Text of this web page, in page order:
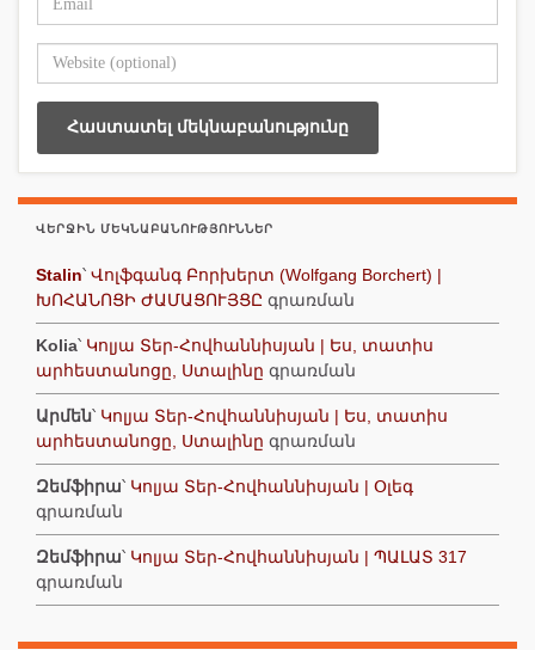
ՎԵՐՋԻՆ ՄԵԿՆԱԲԱՆՈՒԹՅՈՒՆՆԵՐ
Stalin՝ Վոլֆգանգ Բորխերտ (Wolfgang Borchert) |
ԽՈՀԱՆՈՑԻ ԺԱՄԱՑՈՒՅՑԸ գրառման
Kolia՝ Կոլյա Տեր-Հովհաննիսյան | Ես, տատիս
արհեստանոցը, Ստալինը գրառման
Արմեն՝ Կոլյա Տեր-Հովհաննիսյան | Ես, տատիս
արհեստանոցը, Ստալինը գրառման
Զեմֆիրա՝ Կոլյա Տեր-Հովհաննիսյան | Օլեգ
գրառման
Զեմֆիրա՝ Կոլյա Տեր-Հովհաննիսյան | ՊԱԼԱՏ 317
գրառման